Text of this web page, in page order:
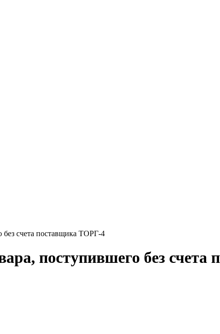
без счета поставщика ТОРГ-4
поступившего без